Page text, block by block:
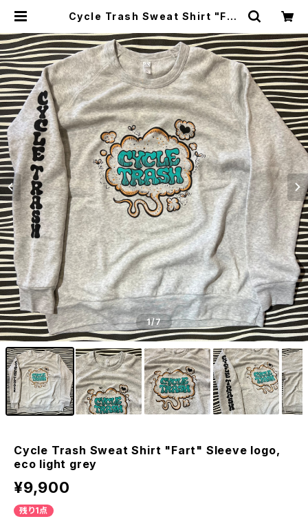
Cycle Trash Sweat Shirt "Far
| CYCLE TRASH
1/7
Cycle Trash Sweat Shirt "Fart" Sleeve logo,
eco light grey
¥9,900
残り1点